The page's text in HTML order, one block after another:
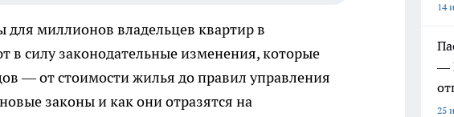
для миллионов владельцев квартир в
в силу законодательные изменения, которые
— от стоимости жилья до правил управления
законы и как они отразятся на
14
—
25